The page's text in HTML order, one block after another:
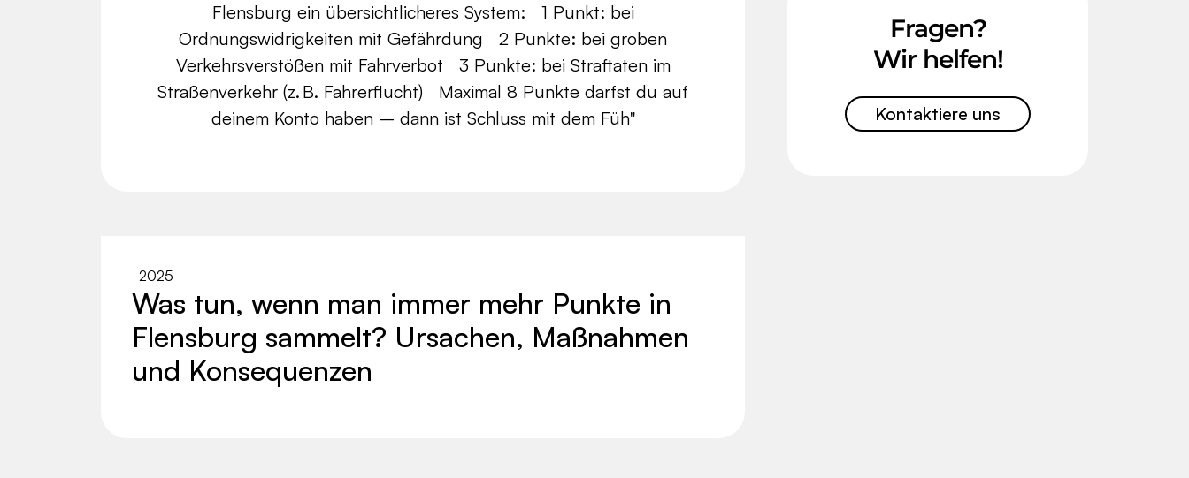
Flensburg ein übersichtlicheres System: 1 Punkt: bei
Ordnungswidrigkeiten mit Gefährdung 2 Punkte: bei groben
Verkehrsverstößen mit Fahrverbot 3 Punkte: bei Straftaten im
Straßenverkehr (z. B. Fahrerflucht) Maximal 8 Punkte darfst du auf
deinem Konto haben – dann ist Schluss mit dem Füh"
2025
Was tun, wenn man immer mehr Punkte in
Flensburg sammelt? Ursachen, Maßnahmen
und Konsequenzen
Fragen?
Wir helfen!
Kontaktiere uns